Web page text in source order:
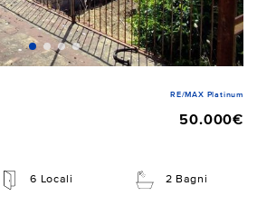
RE/MAX Platinum
50.000€
6 Locali 2 Bagni